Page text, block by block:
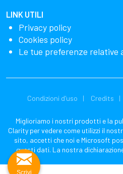
Scrivi
LINK UTILI
Privacy policy
Cookies policy
Le tue preferenze relative
Condizioni d'uso Credits
Miglioriamo i nostri prodotti e la
Clarity per vedere come utilizzi il
sito, accetti che noi e Microsoft
questi dati. La nostra